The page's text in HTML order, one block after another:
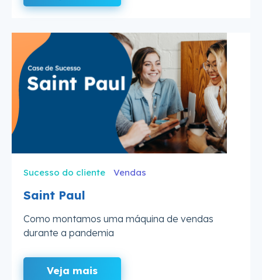
Sucesso do cliente Vendas
Saint Paul
Como montamos uma máquina de vendas
durante a pandemia
Veja mais